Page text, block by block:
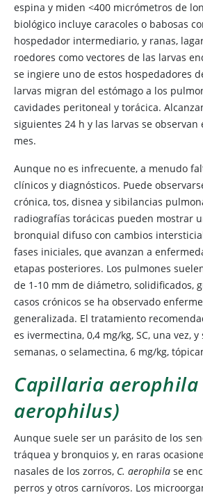
espina y miden <400 micrómetros de
biológico incluye caracoles o babosas
hospedador intermediario, y ranas,
roedores como vectores de las larvas
se ingiere uno de estos hospedadores
larvas migran del estómago a los
cavidades peritoneal y torácica.
siguientes 24 h y las larvas se observan
mes.
Aunque no es infrecuente, a menudo
clínicos y diagnósticos. Puede
crónica, tos, disnea y sibilancias
radiografías torácicas pueden mostrar
bronquial difuso con cambios
fases iniciales, que avanzan a
etapas posteriores. Los pulmones
de 1-10 mm de diámetro, solidificados,
casos crónicos se ha observado
generalizada. El tratamiento
es ivermectina, 0,4 mg/kg, SC, una vez,
semanas, o selamectina, 6 mg/kg,
Capillaria aerophila
aerophilus)
Aunque suele ser un parásito de los
tráquea y bronquios y, en raras
nasales de los zorros, C. aerophila se
perros y otros carnívoros. Los